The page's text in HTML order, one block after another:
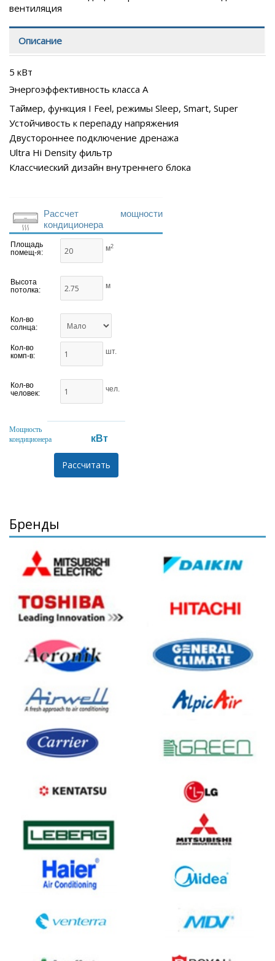
вентиляция
Описание
5 кВт
Энергоэффективность класса А
Таймер, функция I Feel, режимы Sleep, Smart, Super
Устойчивость к перепаду напряжения
Двустороннее подключение дренажа
Ultra Hi Density фильтр
Классчиеский дизайн внутреннего блока
Рассчет мощности
кондиционера
Площадь
помещ-я:
м2
Высота
потолка:
м
Кол-во
солнца:
Кол-во
комп-в:
шт.
Кол-во
человек:
чел.
Мощность
кондиционера
кВт
Бренды